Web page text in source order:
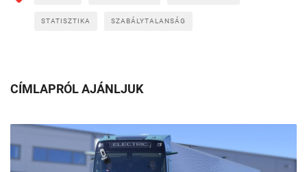
STATISZTIKA SZABÁLYTALANSÁG
CÍMLAPRÓL AJÁNLJUK